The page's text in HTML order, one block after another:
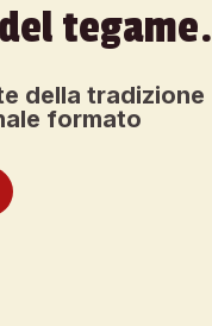
tegame.
della tradizione
formato